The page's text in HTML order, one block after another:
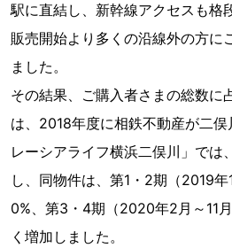
駅に直結し、新幹線アクセスも格
販売開始より多くの沿線外の方に
ました。
その結果、ご購入者さまの総数に
は、2018年度に相鉄不動産が二
レーシアライフ横浜二俣川」では
し、同物件は、第1・2期（2019
0%、第3・4期（2020年2月～11
く増加しました。